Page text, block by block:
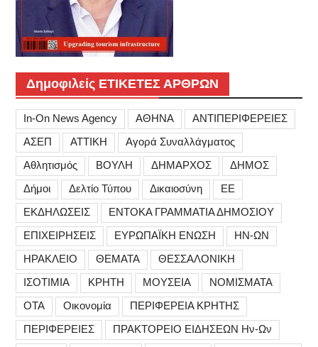
Δημοφιλείς ΕΤΙΚΕΤΕΣ ΑΡΘΡΩΝ
In-On News Agency ΑΘΗΝΑ
ΑΝΤΙΠΕΡΙΦΕΡΕΙΕΣ
ΑΣΕΠ
ΑΤΤΙΚΗ
Αγορά Συναλλάγματος
Αθλητισμός
ΒΟΥΛΗ ΔΗΜΑΡΧΟΣ
ΔΗΜΟΣ
Δήμοι
Δελτίο Τύπου Δικαιοσύνη
ΕΕ
ΕΚΔΗΛΩΣΕΙΣ
ΕΝΤΟΚΑ ΓΡΑΜΜΑΤΙΑ ΔΗΜΟΣΙΟΥ
ΕΠΙΧΕΙΡΗΣΕΙΣ
ΕΥΡΩΠΑΪΚΗ ΕΝΩΣΗ
ΗΝ-ΩΝ
ΗΡΑΚΛΕΙΟ
ΘΕΜΑΤΑ
ΘΕΣΣΑΛΟΝΙΚΗ
ΙΣΟΤΙΜΙΑ
ΚΡΗΤΗ ΜΟΥΣΕΙΑ
ΝΟΜΙΣΜΑΤΑ
ΟΤΑ
Οικονομία
ΠΕΡΙΦΕΡΕΙΑ ΚΡΗΤΗΣ
ΠΕΡΙΦΕΡΕΙΕΣ
ΠΡΑΚΤΟΡΕΙΟ ΕΙΔΗΣΕΩΝ Ην-Ων